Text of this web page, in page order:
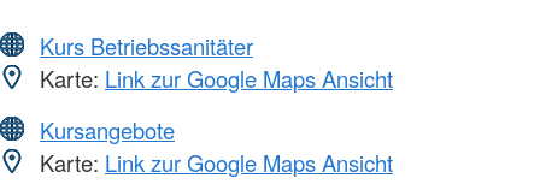
Kurs Betriebssanitäter
Karte: Link zur Google Maps Ansicht
Kursangebote
Karte: Link zur Google Maps Ansicht